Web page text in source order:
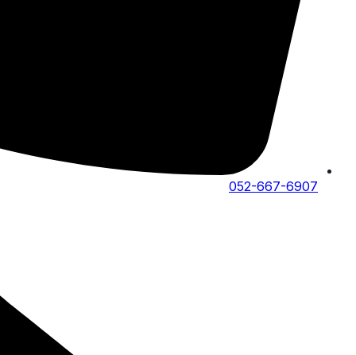
052-667-6907